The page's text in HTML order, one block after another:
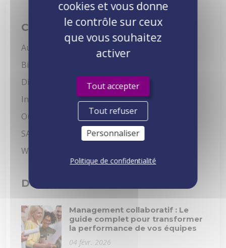
Catégories
Autres
Bien-être au travail
Digital learning 3
Intelligence Artificielle 2
Outils de formation 11
SAP
Webinaires
Derniers articles
Management collaboratif : Le
guide complet pour transformer
la performance de vos équipes
04 févr. 2026
cookies et vous donne
le contrôle sur ceux
que vous souhaitez
activer
Tout accepter
Tout refuser
Personnaliser
Politique de confidentialité